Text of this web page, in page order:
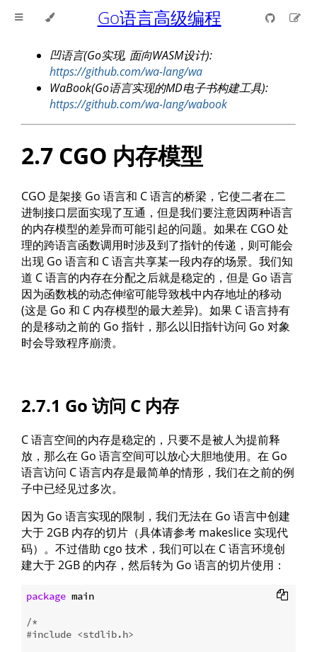
Go语言高级编程
凹语言(Go实现, 面向WASM设计):
https://github.com/wa-lang/wa
WaBook(Go语言实现的MD电子书构建工具):
https://github.com/wa-lang/wabook
2.7 CGO 内存模型
CGO 是架接 Go 语言和 C 语言的桥梁，它使二者在二
进制接口层面实现了互通，但是我们要注意因两种语言
的内存模型的差异而可能引起的问题。如果在 CGO 处
理的跨语言函数调用时涉及到了指针的传递，则可能会
出现 Go 语言和 C 语言共享某一段内存的场景。我们知
道 C 语言的内存在分配之后就是稳定的，但是 Go 语言
因为函数栈的动态伸缩可能导致栈中内存地址的移动
(这是 Go 和 C 内存模型的最大差异)。如果 C 语言持有
的是移动之前的 Go 指针，那么以旧指针访问 Go 对象
时会导致程序崩溃。
2.7.1 Go 访问 C 内存
C 语言空间的内存是稳定的，只要不是被人为提前释
放，那么在 Go 语言空间可以放心大胆地使用。在 Go
语言访问 C 语言内存是最简单的情形，我们在之前的例
子中已经见过多次。
因为 Go 语言实现的限制，我们无法在 Go 语言中创建
大于 2GB 内存的切片（具体请参考 makeslice 实现代
码）。不过借助 cgo 技术，我们可以在 C 语言环境创
建大于 2GB 的内存，然后转为 Go 语言的切片使用：
package main
/*
#include <stdlib.h>